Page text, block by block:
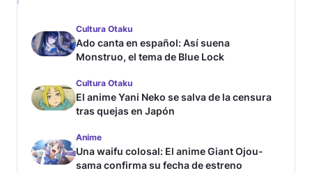
Cultura Otaku
Ado canta en español: Así suena
Monstruo, el tema de Blue Lock
Cultura Otaku
El anime Yani Neko se salva de la censura
tras quejas en Japón
Anime
Una waifu colosal: El anime Giant Ojou-
sama confirma su fecha de estreno